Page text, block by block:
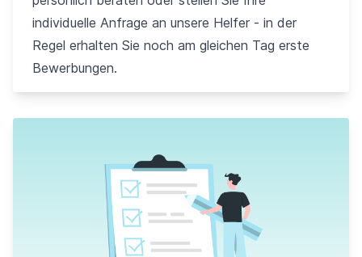
individuelle Anfrage an unsere Helfer - in der
Regel erhalten Sie noch am gleichen Tag erste
Bewerbungen.